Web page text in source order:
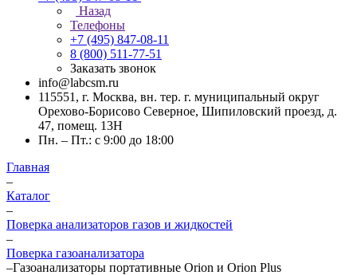
Назад
Телефоны
+7 (495) 847-08-11
8 (800) 511-77-51
Заказать звонок
info@labcsm.ru
115551, г. Москва, вн. тер. г. муниципальный округ
Орехово-Борисово Северное, Шипиловский проезд, д.
47, помещ. 13Н
Пн. – Пт.: с 9:00 до 18:00
Главная
–
Каталог
–
Поверка анализаторов газов и жидкостей
–
Поверка газоанализатора
–Газоанализаторы портативные Orion и Orion Plus